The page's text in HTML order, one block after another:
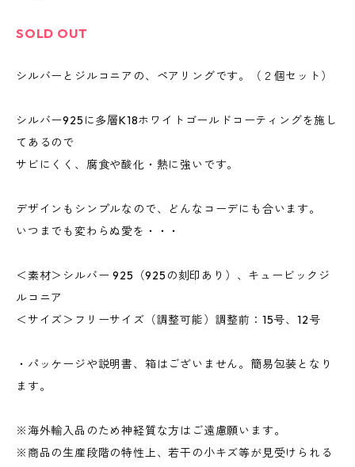
SOLD OUT
シルバーとジルコニアの、ペアリングです。（２個セット）
シルバー925に多層K18ホワイトゴールドコーティングを施し
てあるので
サビにくく、腐食や酸化・熱に強いです。
デザインもシンプルなので、どんなコーデにも合います。
いつまでも変わらぬ愛を・・・
＜素材＞シルバー 925（925の刻印あり）、キュービックジ
ルコニア
＜サイズ＞フリーサイズ（調整可能）調整前：15号、12号
・パッケージや説明書、箱はございません。簡易包装となり
ます。
※海外輸入品のため神経質な方はご遠慮願います。
※商品の生産段階の特性上、若干の小キズ等が見受けられる